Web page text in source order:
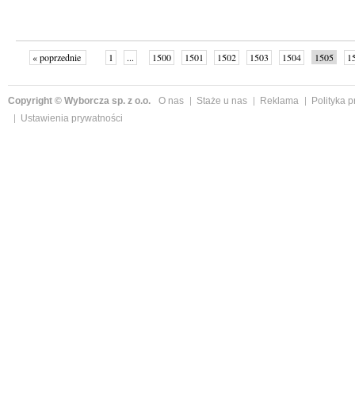
« poprzednie 1 ... 1500 1501 1502 1503 1504 1505
Copyright © Wyborcza sp. z o.o. O nas Staże u nas Reklama
Polityka
Ustawienia prywatności